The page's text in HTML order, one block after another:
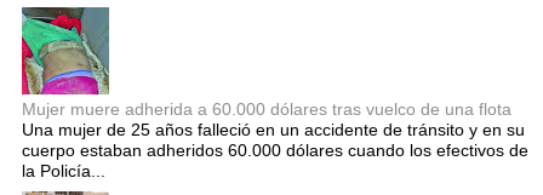
Mujer muere adherida a 60.000 dólares tras vuelco de una flota
Una mujer de 25 años falleció en un accidente de tránsito y en su
cuerpo estaban adheridos 60.000 dólares cuando los efectivos de
la Policía...